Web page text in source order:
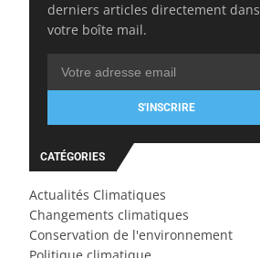
derniers articles directement dans
votre boîte mail.
S'INSCRIRE
CATÉGORIES
Actualités Climatiques
Changements climatiques
Conservation de l'environnement